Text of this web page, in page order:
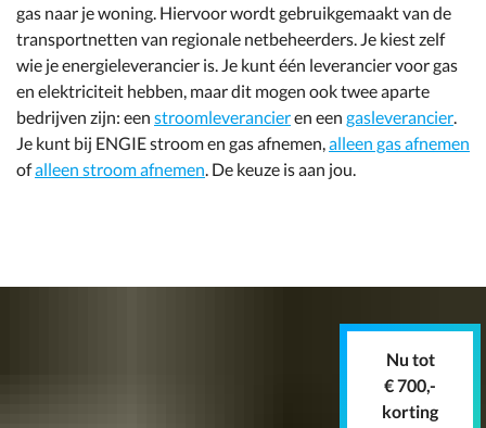
gas naar je woning. Hiervoor wordt gebruikgemaakt van de
transportnetten van regionale netbeheerders. Je kiest zelf
wie je energieleverancier is. Je kunt één leverancier voor gas
en elektriciteit hebben, maar dit mogen ook twee aparte
bedrijven zijn: een stroomleverancieren een gasleverancier
Je kunt bij ENGIE stroom en gas afnemen, alleen gas afnemen
ofalleen stroom afnemen De keuze is aan jou.
Nu tot
€ 700,-
korting